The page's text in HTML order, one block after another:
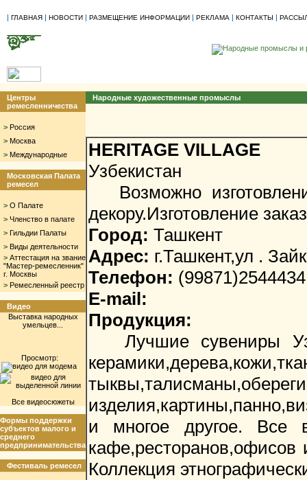
| ГЛАВНАЯ | НОВОСТИ | РАЗМЕЩЕНИЕ ИНФОРМАЦИИ | РЕКЛАМА | КОНТАКТЫ |
Центры
ремесленничества
> Россия
> Москва
> Международные
Московская Палата
ремесел
> О Палате
> Членство в палате
> Гильдии Палаты
> Виды деятельности
> Аттестация на звание
"Мастер-ремесленник"
г. Москвы
> Ремесленный реестр
Видео
Выставка народных
умельцев...
Просмотр:
Все видеосюжеты
Формы поддержки
субъектов малого и
среднего
предпринимательства
Фестиваль ремесел
Народные художественные промыслы
HERITAGE VILLAGE
Узбекистан
Возможно
декору.Изготовление
Город: Ташкент
Адрес: г.Ташкент,ул .
Телефон: (99871)2544434
E-mail:
Продукция:
Лучшие сувениры
и многое другое. Все
Коллекция